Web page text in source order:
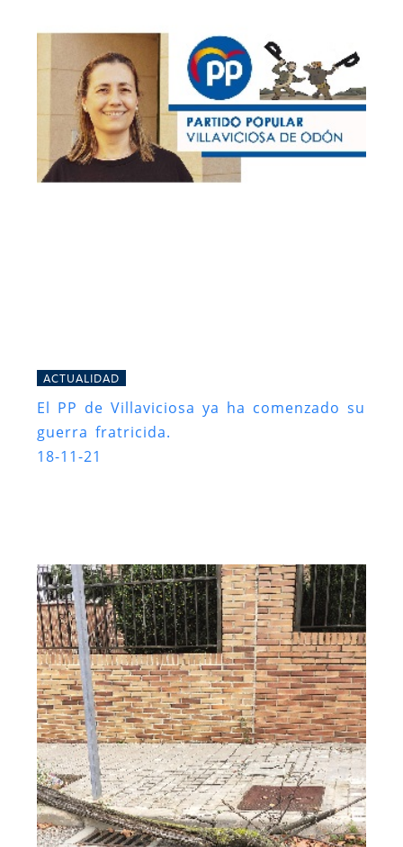
ACTUALIDAD
El PP de Villaviciosa ya ha comenzado su
guerra fratricida.
18-11-21